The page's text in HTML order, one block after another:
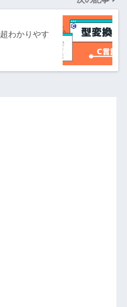
わかりやす